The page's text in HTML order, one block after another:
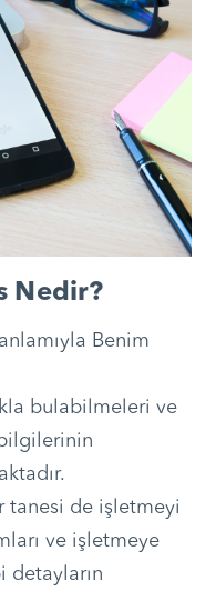
Nedir?
Benim
bulabilmeleri ve
tanesi de işletmeyi
ve işletmeye
detayların